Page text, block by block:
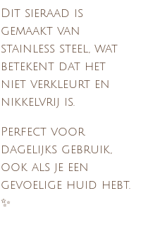
Dit sieraad is
gemaakt van
stainless steel, wat
betekent dat het
niet verkleurt en
nikkelvrij is.
Perfect voor
dagelijks gebruik,
ook als je een
gevoelige huid hebt.
✨